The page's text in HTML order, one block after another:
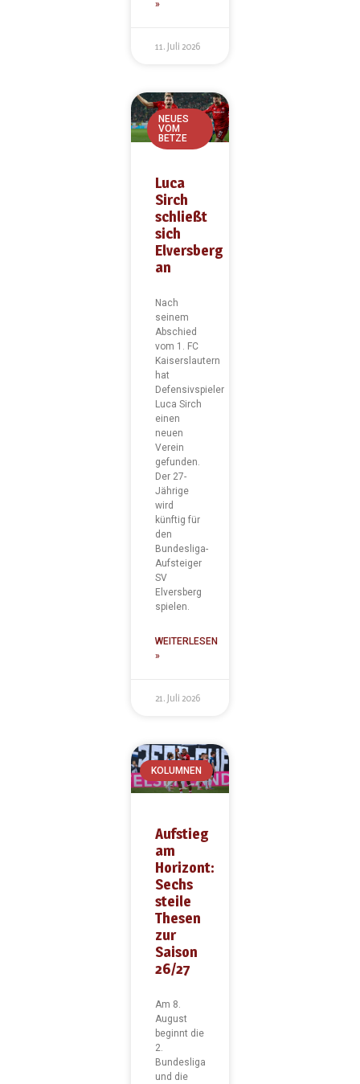
»
11. Juli 2026
NEUES
VOM
BETZE
Luca
Sirch
schließt
sich
Elversberg
an
Nach
seinem
Abschied
vom 1. FC
Kaiserslautern
hat
Defensivspieler
Luca Sirch
einen
neuen
Verein
gefunden.
Der 27-
Jährige
wird
künftig für
den
Bundesliga-
Aufsteiger
SV
Elversberg
spielen.
WEITERLESEN
»
21. Juli 2026
KOLUMNEN
Aufstieg
am
Horizont:
Sechs
steile
Thesen
zur
Saison
26/27
Am 8.
August
beginnt die
2.
Bundesliga
und die